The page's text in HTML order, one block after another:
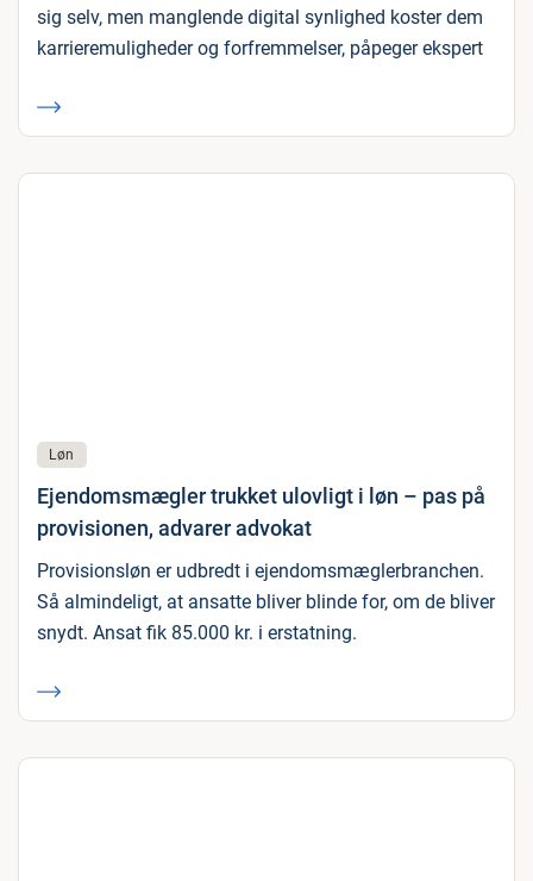
sig selv, men manglende digital synlighed koster dem
karrieremuligheder og forfremmelser, påpeger ekspert
Løn
Ejendomsmægler trukket ulovligt i løn – pas på
provisionen, advarer advokat
Provisionsløn er udbredt i ejendomsmæglerbranchen.
Så almindeligt, at ansatte bliver blinde for, om de bliver
snydt. Ansat fik 85.000 kr. i erstatning.